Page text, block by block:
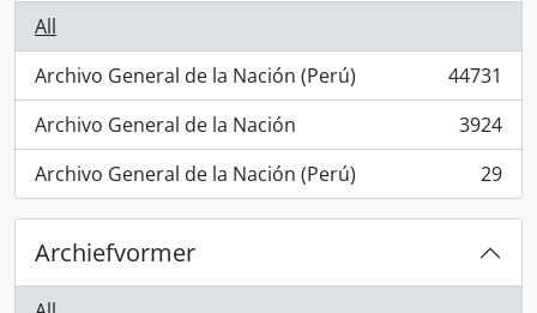
All
Archivo General de la Nación (Perú)
, 44731 results
44731
Archivo General de la Nación
, 3924 results
3924
Archivo General de la Nación (Perú)
, 29 results 29
Archiefvormer